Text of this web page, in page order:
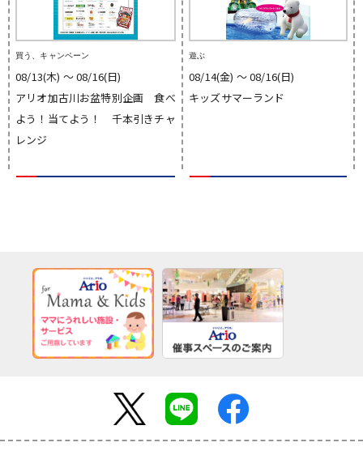
買う、キャンペーン
08/13(木) 〜 08/16(日)
アリオ加古川お盆特別企画 食べ
よう！当てよう！ 千本引きチャ
レンジ
遊ぶ
08/14(金) 〜 08/16(日)
キッズサマーランド